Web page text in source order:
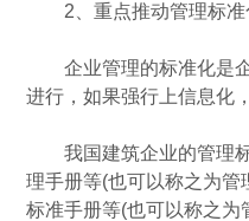
2、重点推动管理标准
企业管理的标准化是企
进行，如果强行上信息化
我国建筑企业的管理标
理手册等(也可以称之为管
标准手册等(也可以称之为